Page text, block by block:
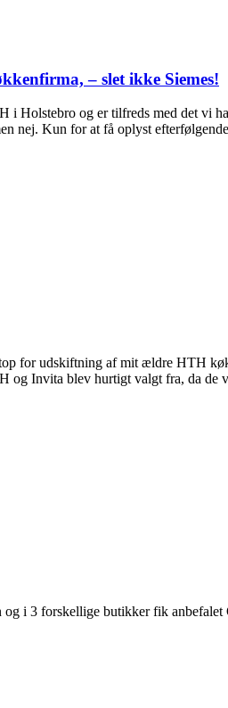
– slet ikke Siemes!
Holstebro og er tilfreds med det vi
nej. Kun for at få oplyst
for udskiftning af mit ældre HTH
og Invita blev hurtigt valgt fra, da de
i 3 forskellige butikker fik